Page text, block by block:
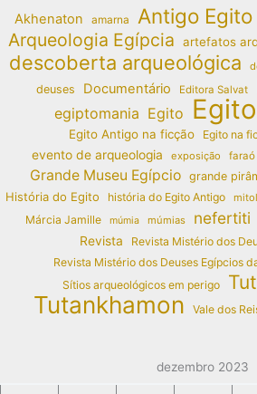
Akhenaton amarna Antigo Egito
Arqueologia Egípcia artefatos
descoberta arqueológica
deuses Documentário Editora Salvat
egiptomania Egito
Egito Antigo na ficção Egito na
evento de arqueologia exposição faraó
Grande Museu Egípcio grande
História do Egito
história do Egito Antigo
Márcia Jamille múmia múmias nefertiti
Revista
Revista Mistério dos
Revista Mistério dos Deuses Egípcios
Sítios arqueológicos em perigo
Tutankhamon Vale dos
dezembro 2023